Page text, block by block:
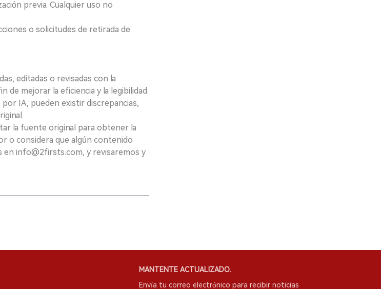
previa. Cualquier uso no
o solicitudes de retirada de
editadas o revisadas con la
de mejorar la eficiencia y la legibilidad.
por IA, pueden existir discrepancias,
la fuente original para obtener la
o considera que algún contenido
info@2firsts.com, y revisaremos y
MANTENTE ACTUALIZADO.
Envía tu correo electrónico para recibir noticias